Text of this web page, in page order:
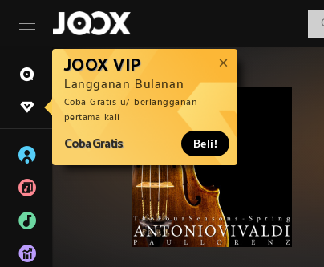
JOOX VIP
Langganan Bulanan
Coba Gratis u/ berlangganan
pertama kali
Coba Gratis Beli!